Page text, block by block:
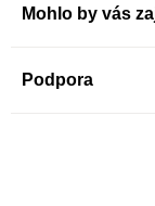
Mohlo by vás
Podpora